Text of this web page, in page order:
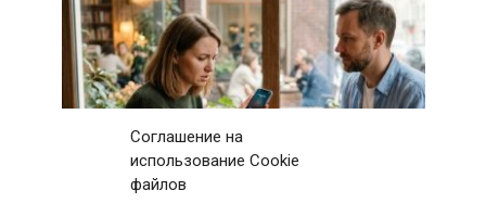
Соглашение на
использование Cookie
файлов